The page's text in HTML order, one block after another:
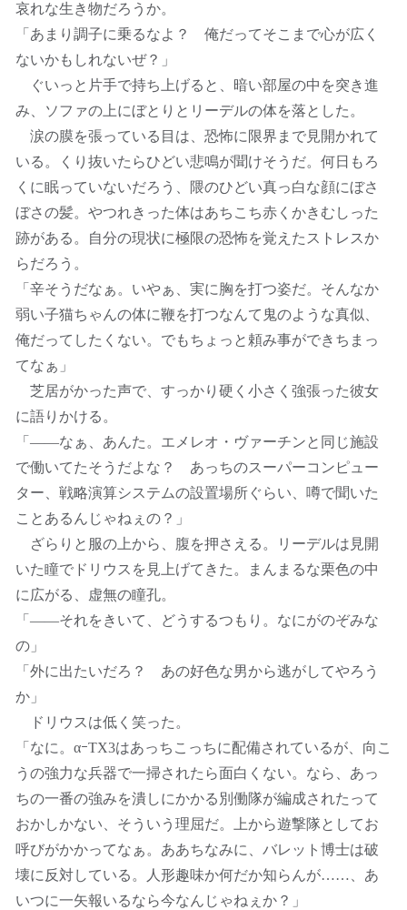
哀れな生き物だろうか。
「あまり調子に乗るなよ？ 俺だってそこまで心が広く
ないかもしれないぜ？」
ぐいっと片手で持ち上げると、暗い部屋の中を突き進
み、ソファの上にぼとりとリーデルの体を落とした。
涙の膜を張っている目は、恐怖に限界まで見開かれて
いる。くり抜いたらひどい悲鳴が聞けそうだ。何日もろ
くに眠っていないだろう、隈のひどい真っ白な顔にぼさ
ぼさの髪。やつれきった体はあちこち赤くかきむしった
跡がある。自分の現状に極限の恐怖を覚えたストレスか
らだろう。
「辛そうだなぁ。いやぁ、実に胸を打つ姿だ。そんなか
弱い子猫ちゃんの体に鞭を打つなんて鬼のような真似、
俺だってしたくない。でもちょっと頼み事ができちまっ
てなぁ」
芝居がかった声で、すっかり硬く小さく強張った彼女
に語りかける。
「――なぁ、あんた。エメレオ・ヴァーチンと同じ施設
で働いてたそうだよな？ あっちのスーパーコンピュー
ター、戦略演算システムの設置場所ぐらい、噂で聞いた
ことあるんじゃねぇの？」
ざらりと服の上から、腹を押さえる。リーデルは見開
いた瞳でドリウスを見上げてきた。まんまるな栗色の中
に広がる、虚無の瞳孔。
「――それをきいて、どうするつもり。なにがのぞみな
の」
「外に出たいだろ？ あの好色な男から逃がしてやろう
か」
ドリウスは低く笑った。
「なに。αｰTX3はあっちこっちに配備されているが、向こ
うの強力な兵器で一掃されたら面白くない。なら、あっ
ちの一番の強みを潰しにかかる別働隊が編成されたって
おかしかない、そういう理屈だ。上から遊撃隊としてお
呼びがかかってなぁ。ああちなみに、バレット博士は破
壊に反対している。人形趣味か何だか知らんが……、あ
いつに一矢報いるなら今なんじゃねぇか？」